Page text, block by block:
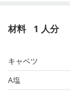
材料 1 人分
キャベツ
A塩